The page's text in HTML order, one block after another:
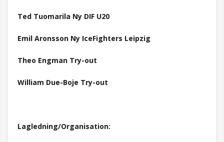
Ted Tuomarila Ny DIF U20
Emil Aronsson Ny IceFighters Leipzig
Theo Engman Try-out
William Due-Boje Try-out
Lagledning/Organisation: